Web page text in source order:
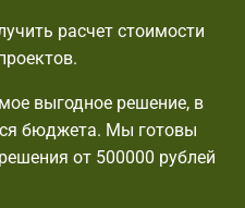
расчет стоимости
выгодное решение, в
бюджета. Мы готовы
от 500000 рублей